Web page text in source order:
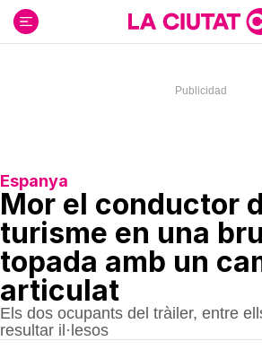
contenido
Espanya
Mor el conductor
turisme en una
topada amb un
articulat
Els dos ocupants del tràiler, entre
resultar il·lesos